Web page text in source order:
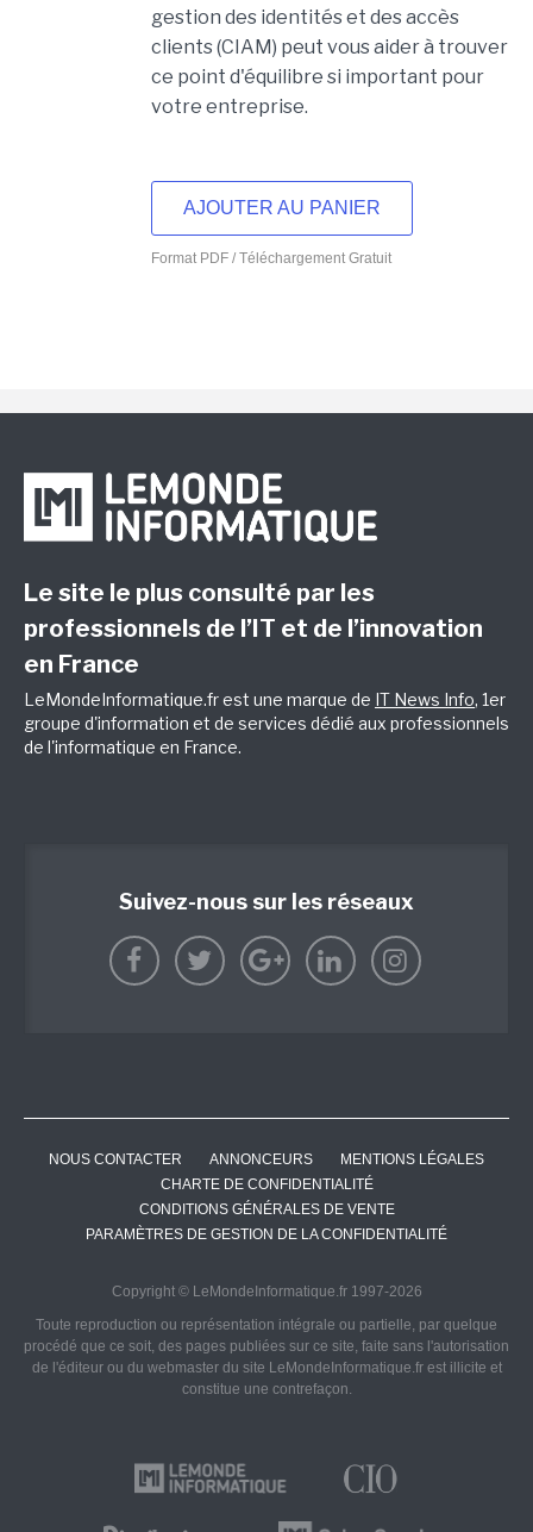
gestion des identités et des accès
clients (CIAM) peut vous aider à trouver
ce point d'équilibre si important pour
votre entreprise.
AJOUTER AU PANIER
Format PDF / Téléchargement Gratuit
Le site le plus consulté par les
professionnels de l’IT et de l’innovation
en France
LeMondeInformatique.fr est une marque de IT News Info, 1er
groupe d'information et de services dédié aux professionnels
de l'informatique en France.
Suivez-nous sur les réseaux
NOUS CONTACTER ANNONCEURS
MENTIONS LÉGALES
CHARTE DE CONFIDENTIALITÉ
CONDITIONS GÉNÉRALES DE VENTE
PARAMÈTRES DE GESTION DE LA CONFIDENTIALITÉ
Copyright © LeMondeInformatique.fr 1997-2026
Toute reproduction ou représentation intégrale ou partielle, par quelque
procédé que ce soit, des pages publiées sur ce site, faite sans l'autorisation
de l'éditeur ou du webmaster du site LeMondeInformatique.fr est illicite et
constitue une contrefaçon.